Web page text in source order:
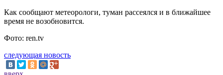
Как сообщают метеорологи, туман рассеялся и в ближайшее
время не возобновится.
Фото: ren.tv
следующая новость